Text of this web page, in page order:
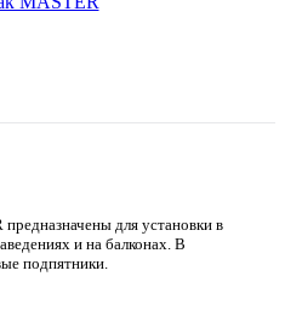
для установки в
и на балконах. В
подпятники.